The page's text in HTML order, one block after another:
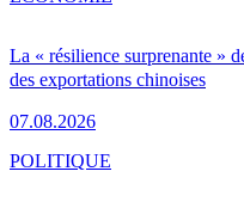
La « résilience surprenante »
des exportations chinoises
07.08.2026
POLITIQUE